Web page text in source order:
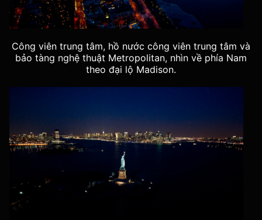
Công viên trung tâm, hồ nước công viên trung tâm và
bảo tàng nghệ thuật Metropolitan, nhìn về phía Nam
theo đại lộ Madison.